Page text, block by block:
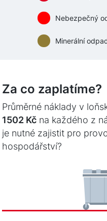
Nebezpečný
Minerální
Za co zaplatíme?
Průměrné náklady v
1502 Kč na každého z
je nutné zajistit pro
hospodářství?